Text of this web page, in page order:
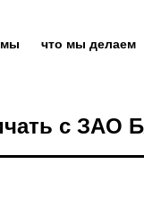
мы что мы делаем
с ЗАО